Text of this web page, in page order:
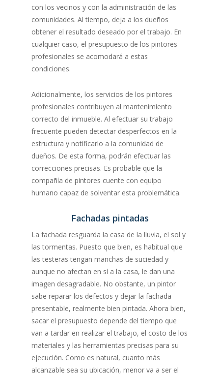
con los vecinos y con la administración de las
comunidades. Al tiempo, deja a los dueños
obtener el resultado deseado por el trabajo. En
cualquier caso, el presupuesto de los pintores
profesionales se acomodará a estas
condiciones.
Adicionalmente, los servicios de los pintores
profesionales contribuyen al mantenimiento
correcto del inmueble. Al efectuar su trabajo
frecuente pueden detectar desperfectos en la
estructura y notificarlo a la comunidad de
dueños. De esta forma, podrán efectuar las
correcciones precisas. Es probable que la
compañía de pintores cuente con equipo
humano capaz de solventar esta problemática.
Fachadas pintadas
La fachada resguarda la casa de la lluvia, el sol y
las tormentas. Puesto que bien, es habitual que
las testeras tengan manchas de suciedad y
aunque no afectan en sí a la casa, le dan una
imagen desagradable. No obstante, un pintor
sabe reparar los defectos y dejar la fachada
presentable, realmente bien pintada. Ahora bien,
sacar el presupuesto depende del tiempo que
van a tardar en realizar el trabajo, el costo de los
materiales y las herramientas precisas para su
ejecución. Como es natural, cuanto más
alcanzable sea su ubicación, menor va a ser el